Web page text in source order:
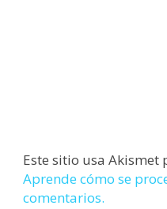
Este sitio usa
Aprende cómo se
comentarios.